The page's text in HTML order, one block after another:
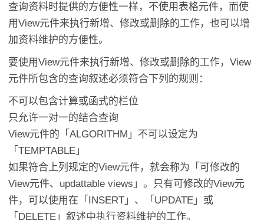
查询资料时提供的方便性一样，不使用表格元件，而使
用View元件来执行新增、修改或删除的工作，也可以增
加资料维护的方便性。
要使用View元件来执行新增、修改或删除的工作，View
元件所包含的查询叙述必须符合下列的规则：
不可以包含计算或函式的栏位
只允许一对一的结合查询
View元件的「ALGORITHM」不可以设定为
「TEMPTABLE」
如果符合上列规定的View元件，就会称为「可修改的
View元件、updattable views」。只有可修改的View元
件，可以使用在「INSERT」、「UPDATE」或
「DELETE」叙述中执行资料维护的工作。